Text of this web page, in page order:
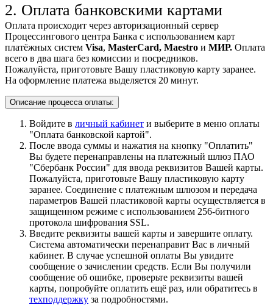
2. Оплата банковскими картами
Оплата происходит через авторизационный сервер
Процессингового центра Банка с использованием карт
платёжных систем Visa, MasterCard, Maestro и МИР. Оплата
всего в два шага без комиссии и посредников.
Пожалуйста, приготовьте Вашу пластиковую карту заранее.
На оформление платежа выделяется 20 минут.
Описание процесса оплаты:
Войдите в личный кабинет и выберите в меню оплаты
"Оплата банковской картой".
После ввода суммы и нажатия на кнопку "Оплатить"
Вы будете перенаправлены на платежный шлюз ПАО
"Сбербанк России" для ввода реквизитов Вашей карты.
Пожалуйста, приготовьте Вашу пластиковую карту
заранее. Соединение с платежным шлюзом и передача
параметров Вашей пластиковой карты осуществляется в
защищенном режиме с использованием 256-битного
протокола шифрования SSL.
Введите реквизиты вашей карты и завершите оплату.
Система автоматически перенаправит Вас в личный
кабинет. В случае успешной оплаты Вы увидите
сообщение о зачислении средств. Если Вы получили
сообщение об ошибке, проверьте реквизиты вашей
карты, попробуйте оплатить ещё раз, или обратитесь в
техподдержку за подробностями.